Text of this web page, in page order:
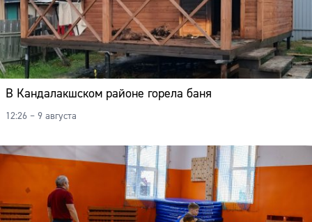
В Кандалакшском районе горела баня
12:26 – 9 августа